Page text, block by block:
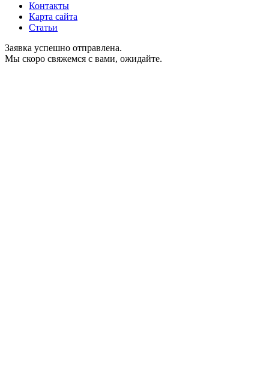
Контакты
Карта сайта
Статьи
Заявка успешно отправлена.
Мы скоро свяжемся с вами, ожидайте.